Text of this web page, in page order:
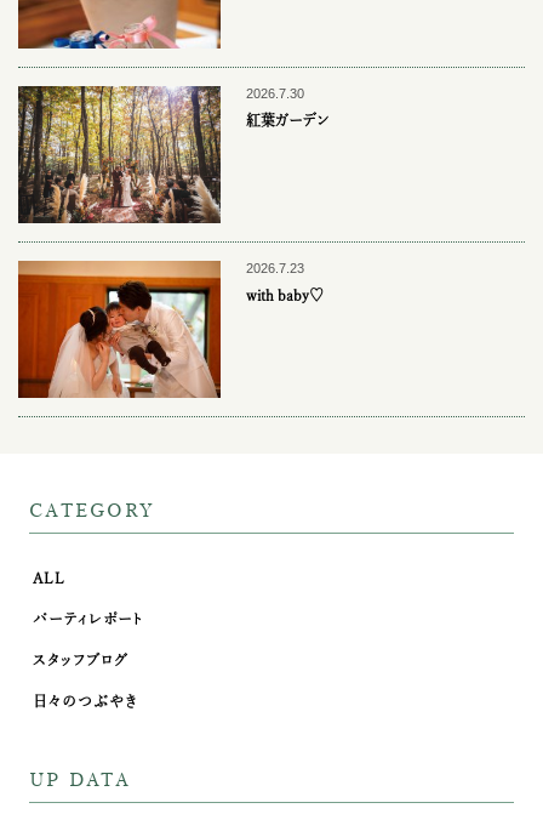
2026.7.30
紅葉ガーデン
2026.7.23
with baby♡
CATEGORY
ALL
パーティレポート
スタッフブログ
日々のつぶやき
UP DATA